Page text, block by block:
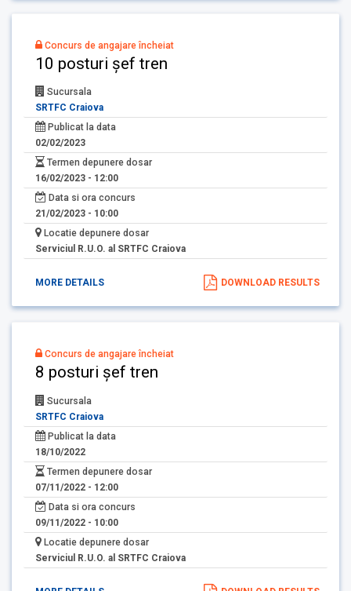
Concurs de angajare încheiat
10 posturi șef tren
Sucursala
SRTFC Craiova
Publicat la data
02/02/2023
Termen depunere dosar
16/02/2023 - 12:00
Data si ora concurs
21/02/2023 - 10:00
Locatie depunere dosar
Serviciul R.U.O. al SRTFC Craiova
MORE DETAILS DOWNLOAD RESULTS
Concurs de angajare încheiat
8 posturi șef tren
Sucursala
SRTFC Craiova
Publicat la data
18/10/2022
Termen depunere dosar
07/11/2022 - 12:00
Data si ora concurs
09/11/2022 - 10:00
Locatie depunere dosar
Serviciul R.U.O. al SRTFC Craiova